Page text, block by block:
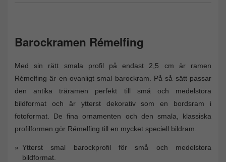
Barockramen Rémelfing
Med sin rätt smala profil på endast 2,5 cm är ramen
Rémelfing är en ovanligt smal barockram. På så sätt passar
den antika träramen perfekt till små och medelstora
bildformat och är ytterst dekorativ som en bordsram i
fotoformat. De fina ornamenten och den smala, klassiska
profilformen gör Rémelfing till en mycket speciell bildram.
Ytterst smal barockprofil för små och medelstora
bildformat.